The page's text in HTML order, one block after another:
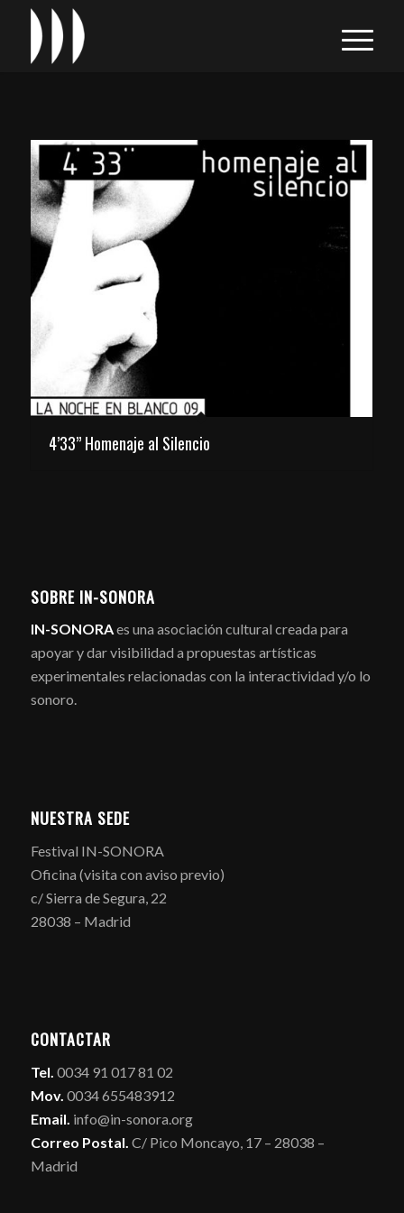
4’33” Homenaje al Silencio
SOBRE IN-SONORA
IN-SONORAes una asociación cultural creada para
apoyar y dar visibilidad a propuestas artísticas
experimentales relacionadas con la interactividad y/o lo
sonoro.
NUESTRA SEDE
Festival IN-SONORA
Oficina (visita con aviso previo)
c/ Sierra de Segura, 22
28038 – Madrid
CONTACTAR
Tel. 0034 91 017 81 02
Mov. 0034 655483912
Email. info@in-sonora.org
Correo Postal. C/ Pico Moncayo, 17 – 28038 –
Madrid